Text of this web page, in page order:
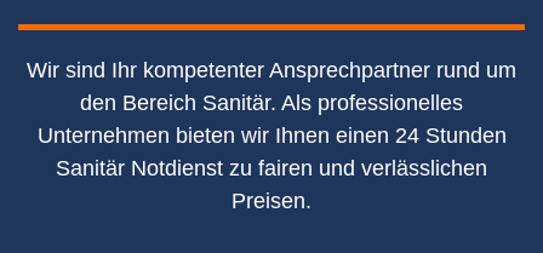
Wir sind Ihr kompetenter Ansprechpartner rund um
den Bereich Sanitär. Als professionelles
Unternehmen bieten wir Ihnen einen 24 Stunden
Sanitär Notdienst zu fairen und verlässlichen
Preisen.